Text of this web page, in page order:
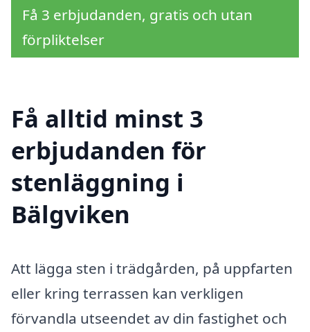
Få 3 erbjudanden, gratis och utan
förpliktelser
Få alltid minst 3
erbjudanden för
stenläggning i
Bälgviken
Att lägga sten i trädgården, på uppfarten
eller kring terrassen kan verkligen
förvandla utseendet av din fastighet och